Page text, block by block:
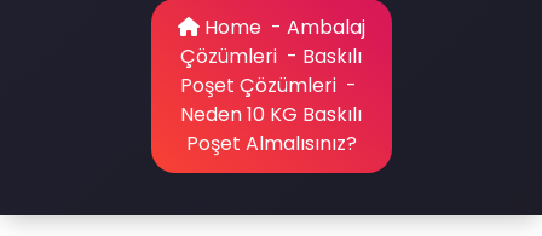
Home- Ambalaj
Çözümleri - Baskılı
Poşet Çözümleri -
Neden 10 KG Baskılı
Poşet Almalısınız?